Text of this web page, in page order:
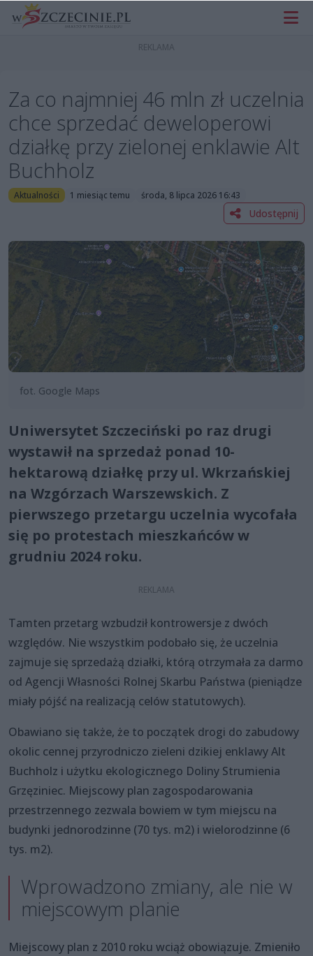
Za co najmniej 46 mln zł uczelnia
chce sprzedać deweloperowi
działkę przy zielonej enklawie Alt
Buchholz
Aktualności 1 miesiąc temu środa, 8 lipca 2026 16:43
Udostępnij
fot. Google Maps
Uniwersytet Szczeciński po raz drugi
wystawił na sprzedaż ponad 10-
hektarową działkę przy ul. Wkrzańskiej
na Wzgórzach Warszewskich. Z
pierwszego przetargu uczelnia wycofała
się po protestach mieszkańców w
grudniu 2024 roku.
Tamten przetarg wzbudził kontrowersje z dwóch
względów. Nie wszystkim podobało się, że uczelnia
zajmuje się sprzedażą działki, którą otrzymała za darmo
od Agencji Własności Rolnej Skarbu Państwa (pieniądze
miały pójść na realizacją celów statutowych).
Obawiano się także, że to początek drogi do zabudowy
okolic cennej przyrodniczo zieleni dzikiej enklawy Alt
Buchholz i użytku ekologicznego Doliny Strumienia
Grzęziniec. Miejscowy plan zagospodarowania
przestrzennego zezwala bowiem w tym miejscu na
budynki jednorodzinne (70 tys. m2) i wielorodzinne (6
tys. m2).
Wprowadzono zmiany, ale nie w
miejscowym planie
Miejscowy plan z 2010 roku wciąż obowiązuje. Zmieniło